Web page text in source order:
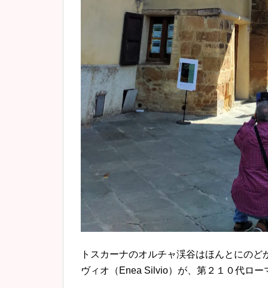
トスカーナのオルチャ渓谷はほんとにの
ヴィオ（Enea Silvio）が、第２１０代ロ